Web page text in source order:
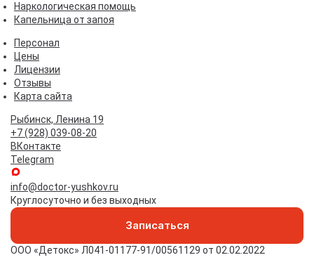
Наркологическая помощь
Капельница от запоя
Персонал
Цены
Лицензии
Отзывы
Карта сайта
Рыбинск, Ленина 19
+7 (928) 039-08-20
ВКонтакте
Telegram
info@doctor-yushkov.ru
Круглосуточно и без выходных
Записаться
ООО «Детокс» Л041-01177-91/00561129 от 02.02.2022